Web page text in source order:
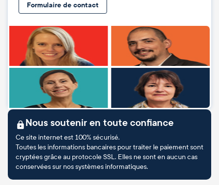
Formulaire de contact
Nous soutenir en toute confiance
Ce site internet est 100% sécurisé.
Toutes les informations bancaires pour traiter le paiement sont
cryptées grâce au protocole SSL. Elles ne sont en aucun cas
conservées sur nos systèmes informatiques.